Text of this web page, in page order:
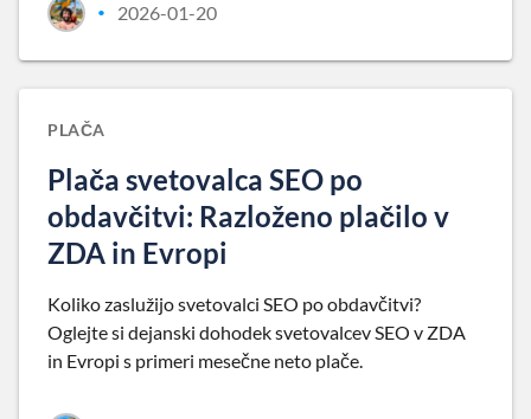
• 2026-01-20
PLAČA
Plača svetovalca SEO po
obdavčitvi: Razloženo plačilo v
ZDA in Evropi
Koliko zaslužijo svetovalci SEO po obdavčitvi?
Oglejte si dejanski dohodek svetovalcev SEO v ZDA
in Evropi s primeri mesečne neto plače.